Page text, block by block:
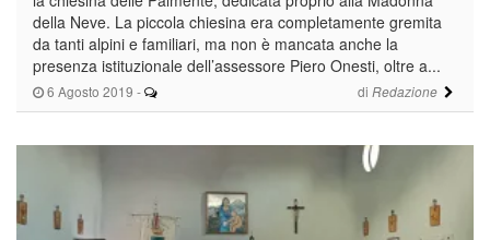
6 Agosto 2019 - di Redazione
della Neve. La piccola chiesina era completamente gremita
da tanti alpini e familiari, ma non è mancata anche la
presenza istituzionale dell’assessore Piero Onesti, oltre a...